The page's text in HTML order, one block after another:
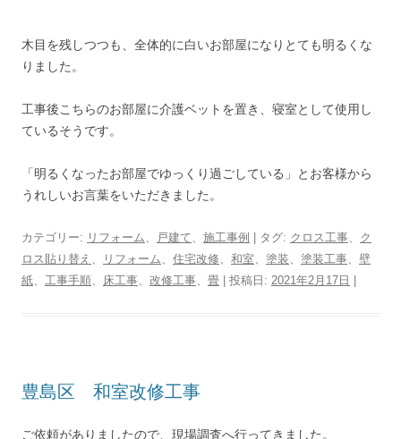
木目を残しつつも、全体的に白いお部屋になりとても明るくな
りました。
工事後こちらのお部屋に介護ベットを置き、寝室として使用し
ているそうです。
「明るくなったお部屋でゆっくり過ごしている」とお客様から
うれしいお言葉をいただきました。
カテゴリー: リフォーム 戸建て 施工事例 | タグ: クロス工事
ク
ロス貼り替え
リフォーム 住宅改修 和室 塗装 塗装工事
壁
紙
工事手順 床工事 改修工事 畳 | 投稿日: 2021年2月17日
豊島区 和室改修工事
ご依頼がありましたので、現場調査へ行ってきました。